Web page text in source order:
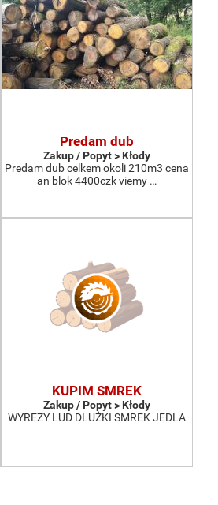
Predam dub
Zakup / Popyt > Kłody
Predam dub celkem okoli 210m3 cena
an blok 4400czk viemy …
KUPIM SMREK
Zakup / Popyt > Kłody
WYREZY LUD DLUŻKI SMREK JEDLA